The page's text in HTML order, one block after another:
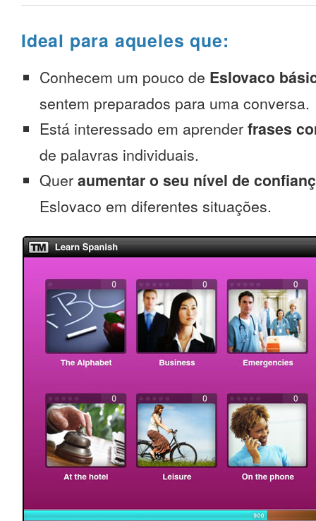
Ideal para aqueles que:
Conhecem um pouco de Eslovaco
sentem preparados para uma conversa.
Está interessado em aprender frases
de palavras individuais.
Quer aumentar o seu nível de
Eslovaco em diferentes situações.